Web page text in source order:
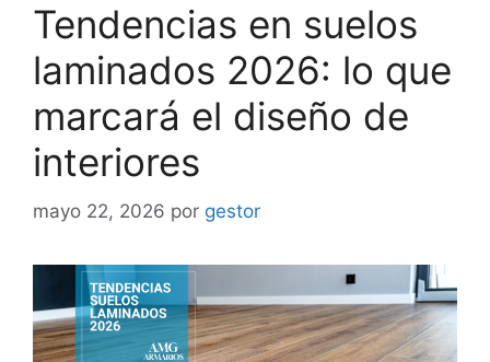
Tendencias en suelos
laminados 2026: lo que
marcará el diseño de
interiores
mayo 22, 2026 por gestor